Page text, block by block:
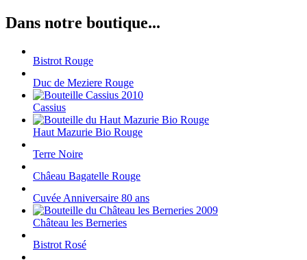
Dans notre boutique...
Bistrot Rouge
Duc de Meziere Rouge
Cassius
Haut Mazurie Bio Rouge
Terre Noire
Châeau Bagatelle Rouge
Cuvée Anniversaire 80 ans
Château les Berneries
Bistrot Rosé